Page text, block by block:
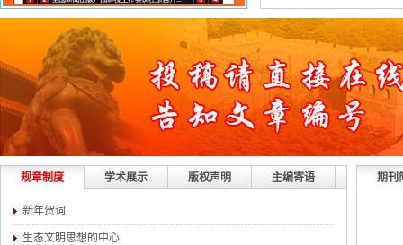
规章制度 学术展示 版权声明 主编寄语
新年贺词
生态文明思想的中心
期刊